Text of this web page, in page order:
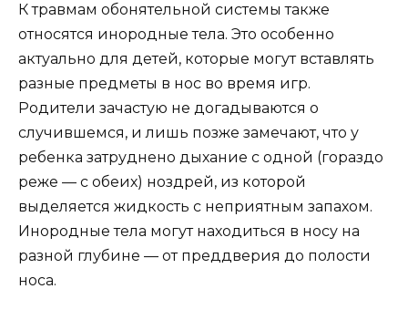
К травмам обонятельной системы также
относятся инородные тела. Это особенно
актуально для детей, которые могут вставлять
разные предметы в нос во время игр.
Родители зачастую не догадываются о
случившемся, и лишь позже замечают, что у
ребенка затруднено дыхание с одной (гораздо
реже — с обеих) ноздрей, из которой
выделяется жидкость с неприятным запахом.
Инородные тела могут находиться в носу на
разной глубине — от преддверия до полости
носа.